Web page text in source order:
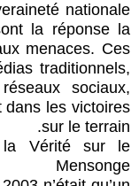
nationale
la réponse la
menaces. Ces
traditionnels,
sociaux,
dans les victoires
sur le terrain.
la Vérité sur le
Mensonge